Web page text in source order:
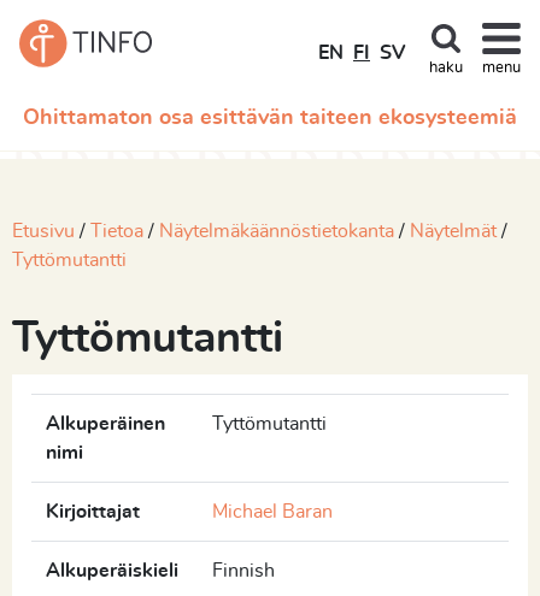
Ohittamaton osa esittävän taiteen ekosysteemiä
EN FI SV
haku menu
Etusivu Tietoa Näytelmäkäännöstietokanta
Näytelmät
Tyttömutantti
Tyttömutantti
Alkuperäinen
nimi
Tyttömutantti
Kirjoittajat Michael Baran
Alkuperäiskieli Finnish